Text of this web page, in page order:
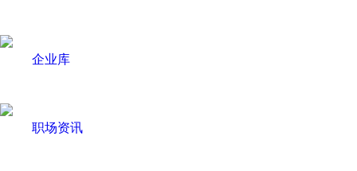
企业库
职场资讯